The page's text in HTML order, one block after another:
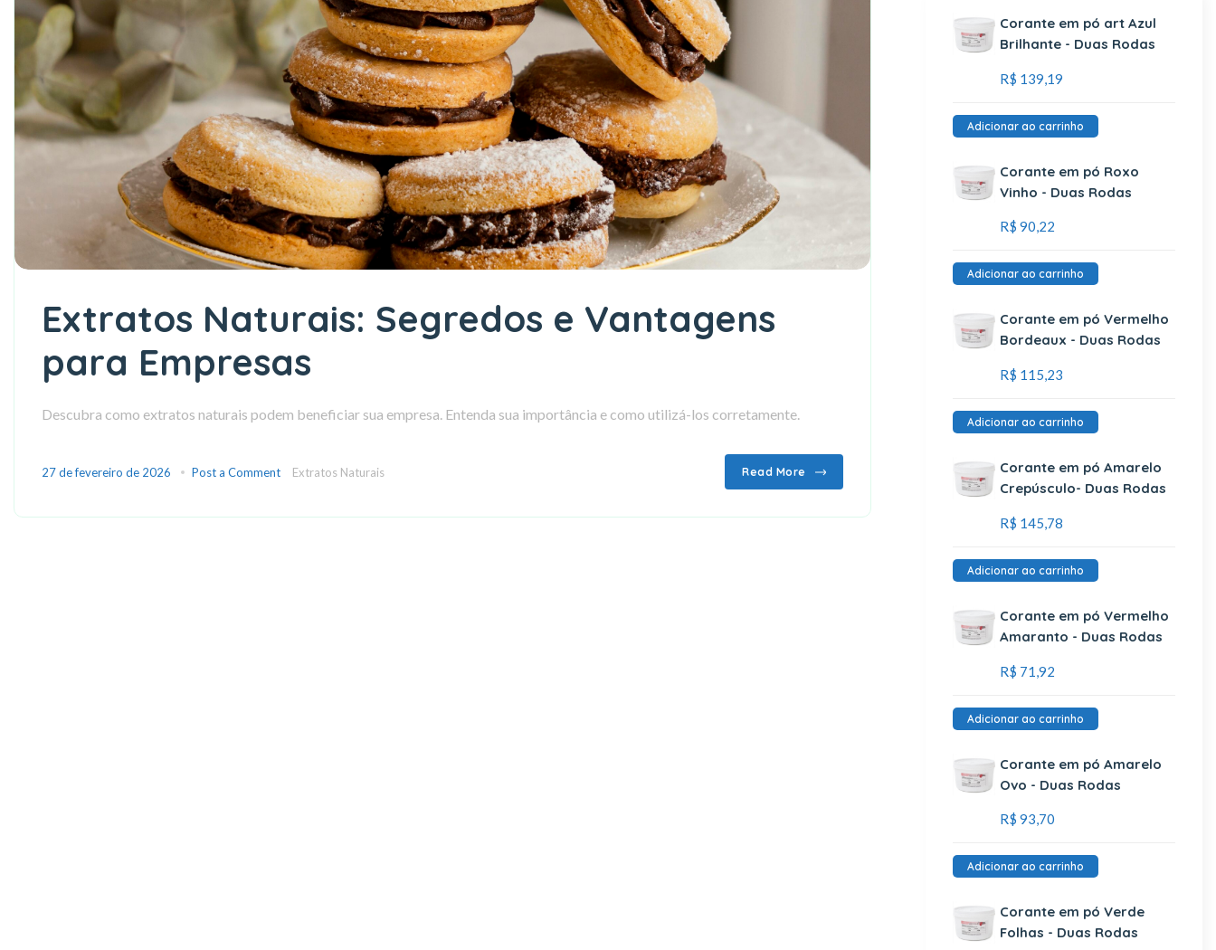
Extratos Naturais: Segredos e Vantagens
para Empresas
Descubra como extratos naturais podem beneficiar sua empresa. Entenda sua importância e como utilizá-los corretamente.
27 de fevereiro de 2026 Post a Comment Extratos Naturais Read More
Corante em pó art Azul
Brilhante - Duas Rodas
R$ 139,19
Adicionar ao carrinho
Corante em pó Roxo
Vinho - Duas Rodas
R$ 90,22
Adicionar ao carrinho
Corante em pó Vermelho
Bordeaux - Duas Rodas
R$ 115,23
Adicionar ao carrinho
Corante em pó Amarelo
Crepúsculo- Duas Rodas
R$ 145,78
Adicionar ao carrinho
Corante em pó Vermelho
Amaranto - Duas Rodas
R$ 71,92
Adicionar ao carrinho
Corante em pó Amarelo
Ovo - Duas Rodas
R$ 93,70
Adicionar ao carrinho
Corante em pó Verde
Folhas - Duas Rodas